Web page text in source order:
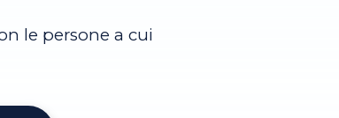
le persone a cui